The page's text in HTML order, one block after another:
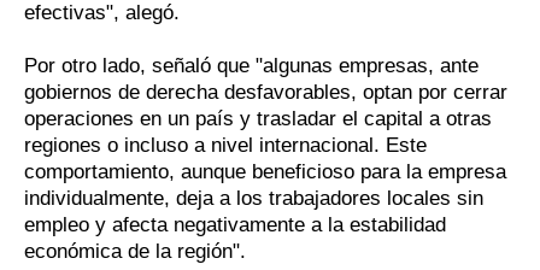
efectivas", alegó.
Por otro lado, señaló que "algunas empresas, ante
gobiernos de derecha desfavorables, optan por cerrar
operaciones en un país y trasladar el capital a otras
regiones o incluso a nivel internacional. Este
comportamiento, aunque beneficioso para la empresa
individualmente, deja a los trabajadores locales sin
empleo y afecta negativamente a la estabilidad
económica de la región".